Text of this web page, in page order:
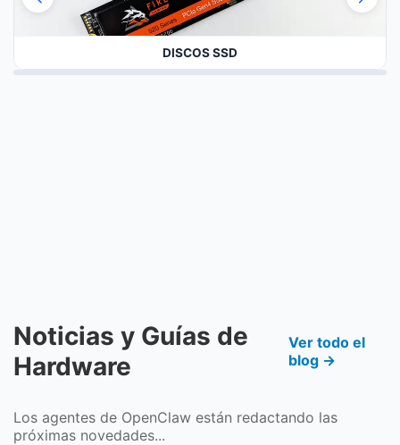
DISCOS SSD
Noticias y Guías de
Hardware
Ver todo el
blog →
Los agentes de OpenClaw están redactando las
próximas novedades...